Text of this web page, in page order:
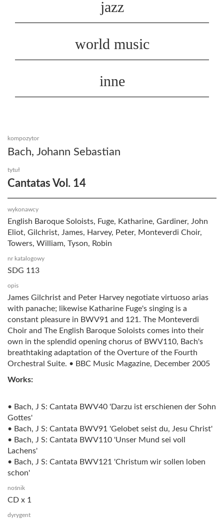
jazz
world music
inne
kompozytor
Bach, Johann Sebastian
tytuł
Cantatas Vol. 14
wykonawcy
English Baroque Soloists, Fuge, Katharine, Gardiner, John
Eliot, Gilchrist, James, Harvey, Peter, Monteverdi Choir,
Towers, William, Tyson, Robin
nr katalogowy
SDG 113
opis
James Gilchrist and Peter Harvey negotiate virtuoso arias
with panache; likewise Katharine Fuge's singing is a
constant pleasure in BWV91 and 121. The Monteverdi
Choir and The English Baroque Soloists comes into their
own in the splendid opening chorus of BWV110, Bach's
breathtaking adaptation of the Overture of the Fourth
Orchestral Suite. • BBC Music Magazine, December 2005
Works:
• Bach, J S: Cantata BWV40 'Darzu ist erschienen der Sohn
Gottes'
• Bach, J S: Cantata BWV91 'Gelobet seist du, Jesu Christ'
• Bach, J S: Cantata BWV110 'Unser Mund sei voll
Lachens'
• Bach, J S: Cantata BWV121 'Christum wir sollen loben
schon'
nośnik
CD x 1
dyrygent